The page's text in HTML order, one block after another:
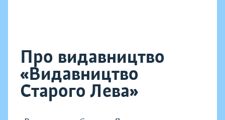
Про видавництво
«Видавництво
Старого Лева»